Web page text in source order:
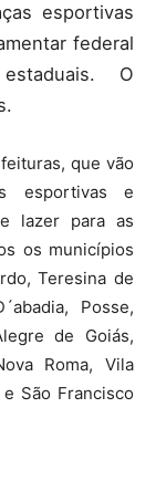
esportivas
federal
O
que vão
esportivas e
lazer para as
os municípios
Teresina de
Posse,
de Goiás,
Roma, Vila
São Francisco